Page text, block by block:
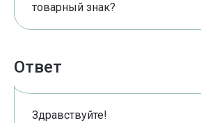
товарный знак?
Ответ
Здравствуйте!